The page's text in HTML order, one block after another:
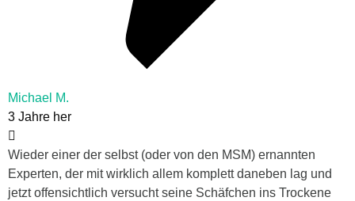
Michael M.
3 Jahre her
Wieder einer der selbst (oder von den MSM) ernannten
Experten, der mit wirklich allem komplett daneben lag und
jetzt offensichtlich versucht seine Schäfchen ins Trockene